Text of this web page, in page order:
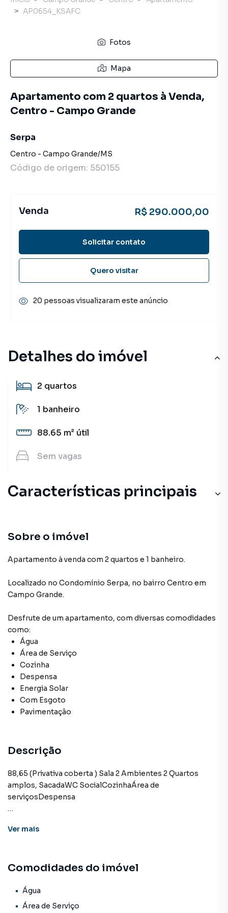
Detalhes do imóvel
2 quartos
1 banheiro
88.65 m² útil
Sem vagas
Características principais
Sobre o imóvel
Apartamento à venda com 2 quartos e 1 banheiro.
Localizado no Condomínio Serpa, no bairro Centro em
Campo Grande.
Desfrute de um apartamento, com diversas comodidades
como:
Água
Área de Serviço
Cozinha
Despensa
Energia Solar
Com Esgoto
Pavimentação
Descrição
88,65 (Privativa coberta ) Sala 2 Ambientes 2 Quartos
amplos, SacadaWC SocialCozinhaÁrea de
serviçosDespensa
Apartamento para Venda em região valorizada do bairro
Apartamento em Campo Grande? Entre em contato com
A KSA FACIL IMOVEIS tem mais opções de apartamentos,
Ver mais
Comodidades do imóvel
Água
Área de Serviço
AP0654_KSAFC
Fotos
Mapa
Apartamento com 2 quartos à Venda,
Centro - Campo Grande
Serpa
Centro - Campo Grande/MS
Código de origem: 550155
Venda R$ 290.000,00
Solicitar contato
Quero visitar
20 pessoas visualizaram este anúncio